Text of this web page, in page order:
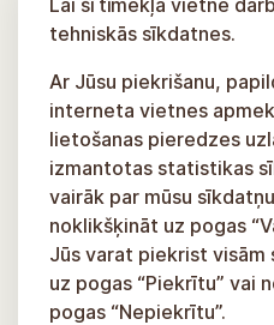
Lai šī tīmekļa vietne
tehniskās sīkdatnes.
Ar Jūsu piekrišanu,
interneta vietnes
lietošanas pieredzes
izmantotas statistikas
vairāk par mūsu
noklikšķināt uz pogas
Jūs varat piekrist
uz pogas “Piekrītu” vai
pogas “Nepiekrītu”.